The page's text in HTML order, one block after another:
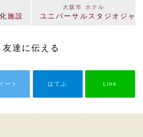
大阪市 ホテル
ユニバーサルスタジオジャ
施設
友達に伝える
ート はてぶ Line